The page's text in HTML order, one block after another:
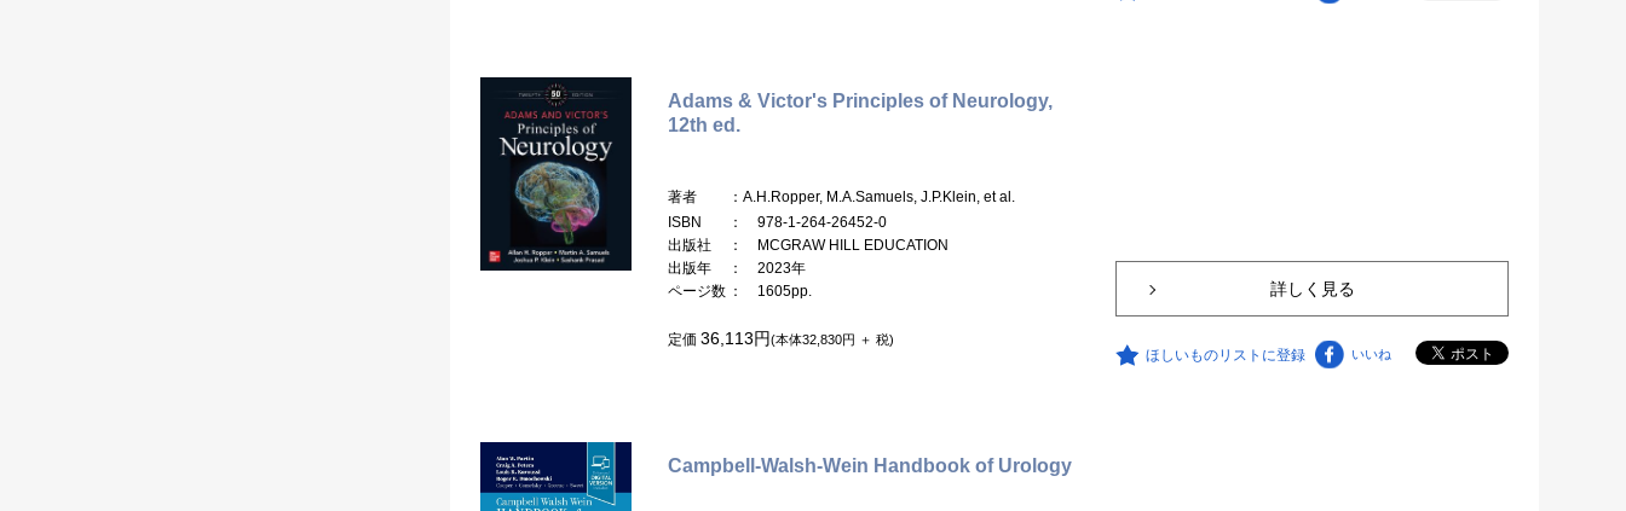
Adams & Victor's Principles of Neurology,
12th ed.
著者
：A.H.Ropper, M.A.Samuels, J.P.Klein, et al.
ISBN
： 978-1-264-26452-0
出版社
： MCGRAW HILL EDUCATION
出版年
： 2023年
ページ数 ： 1605pp.
定価 36,113円(本体32,830円 ＋ 税)
詳しく見る
ほしいものリストに登録 いいね
Campbell-Walsh-Wein Handbook of Urology